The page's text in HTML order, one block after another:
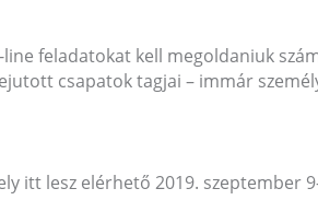
feladatokat kell megoldaniuk
csapatok tagjai – immár
itt lesz elérhető 2019. szeptember